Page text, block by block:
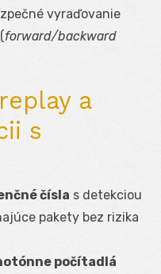
vyraďovanie
forward/backward
a
s
čísla s detekciou
pakety bez rizika
počítadlá